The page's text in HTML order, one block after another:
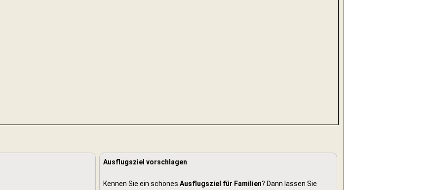
Ausflugsziel vorschlagen
Kennen Sie ein schönes Ausflugsziel für Familien? Dann lassen Sie